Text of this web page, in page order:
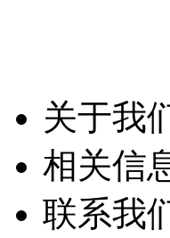
关于我
相关信
联系我